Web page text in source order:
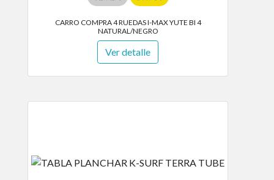
CARRO COMPRA 4 RUEDAS I-MAX YUTE BI 4
NATURAL/NEGRO
Ver detalle